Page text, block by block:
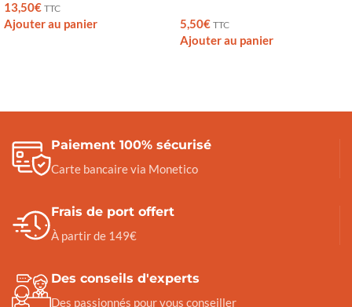
13,50€ TTC
Ajouter au panier 5,50€ TTC
Ajouter au panier
Paiement 100% sécurisé
Carte bancaire via Monetico
Frais de port offert
À partir de 149€
Des conseils d'experts
Des passionnés pour vous conseiller